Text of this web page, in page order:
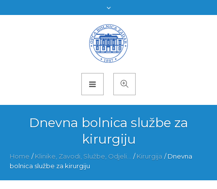
Dnevna bolnica službe za
kirurgiju
Home /Klinike, Zavodi, Službe, Odjeli... /Kirurgija /Dnevna
bolnica službe za kirurgiju